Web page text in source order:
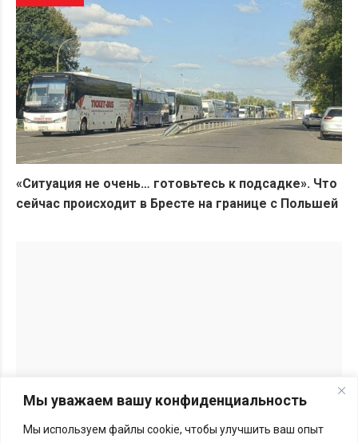
Мы уважаем вашу конфиденциальность
Мы используем файлы cookie, чтобы улучшить ваш опыт
«Ситуация не очень… готовьтесь к подсадке». Что
сейчас происходит в Бресте на границе с Польшей